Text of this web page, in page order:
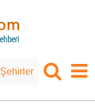
Şehirler